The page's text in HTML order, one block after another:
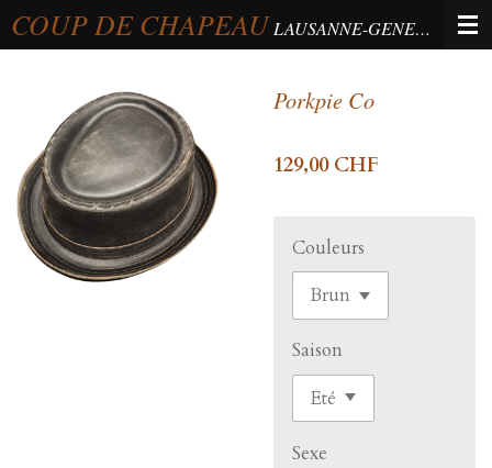
Passer
au
principal
COUP DE CHAPEAU LAUSANNE-GENEVA-BERNE
Porkpie Co
129,00 CHF
Couleurs
Saison
Sexe